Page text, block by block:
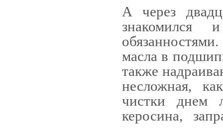
А через
знакомился
масла в
также
несложная,
чистки днем
керосина,